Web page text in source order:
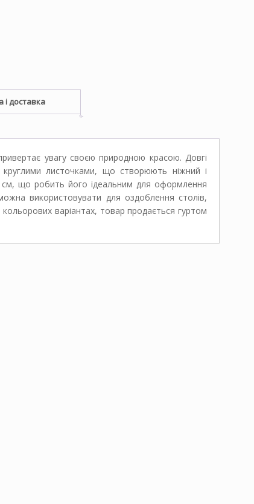
і доставка
увагу своєю природною красою. Довгі
круглими листочками, що створюють ніжний і
см, що робить його ідеальним для оформлення
використовувати для оздоблення столів,
варіантах, товар продається гуртом